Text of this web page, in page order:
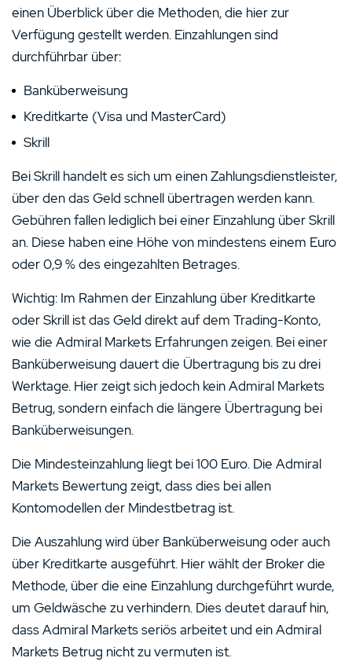
einen Überblick über die Methoden, die hier zur
Verfügung gestellt werden. Einzahlungen sind
durchführbar über:
Banküberweisung
Kreditkarte (Visa und MasterCard)
Skrill
Bei Skrill handelt es sich um einen Zahlungsdienstleister,
über den das Geld schnell übertragen werden kann.
Gebühren fallen lediglich bei einer Einzahlung über Skrill
an. Diese haben eine Höhe von mindestens einem Euro
oder 0,9 % des eingezahlten Betrages.
Wichtig: Im Rahmen der Einzahlung über Kreditkarte
oder Skrill ist das Geld direkt auf dem Trading-Konto,
wie die Admiral Markets Erfahrungen zeigen. Bei einer
Banküberweisung dauert die Übertragung bis zu drei
Werktage. Hier zeigt sich jedoch kein Admiral Markets
Betrug, sondern einfach die längere Übertragung bei
Banküberweisungen.
Die Mindesteinzahlung liegt bei 100 Euro. Die Admiral
Markets Bewertung zeigt, dass dies bei allen
Kontomodellen der Mindestbetrag ist.
Die Auszahlung wird über Banküberweisung oder auch
über Kreditkarte ausgeführt. Hier wählt der Broker die
Methode, über die eine Einzahlung durchgeführt wurde,
um Geldwäsche zu verhindern. Dies deutet darauf hin,
dass Admiral Markets seriös arbeitet und ein Admiral
Markets Betrug nicht zu vermuten ist.